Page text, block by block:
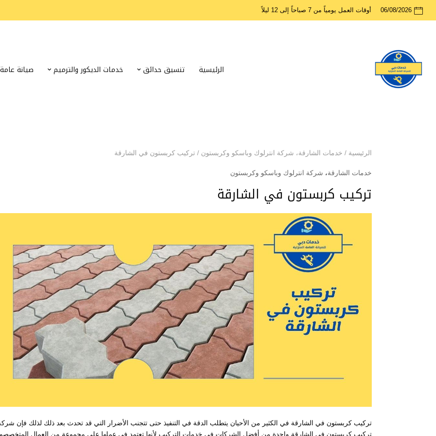
06/08/2026 أوقات العمل يومياً من 7 صباحاً إلى 12 ليلاً
الرئيسية تنسيق حدائق خدمات الديكور والترميم صيانة عامة
الرئيسية / خدمات الشارقة، شركة انترلوك وباسكو وكربستون / تركيب كربستون في الشارقة
خدمات الشارقة، شركة انترلوك وباسكو وكربستون
تركيب كربستون في الشارقة
تركيب كربستون في الشارقة في الكثير من الأحيان يتطلب الدقة في التنفيذ حتى تتجنب الأضرار التي قد تحدث بعد ذلك لذلك فإن
تركيب كربستون في الشارقة واحدة من أفضل الشركات في خدمات التركيب لأنها تعتمد في عملها على مجموعة من العمال